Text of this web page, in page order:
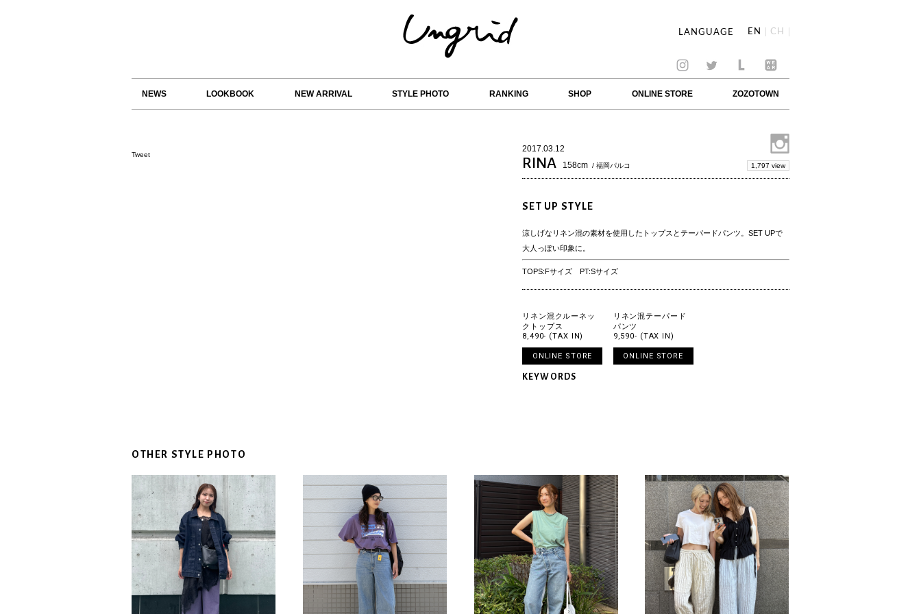
LANGUAGE EN CH
NEWS LOOKBOOK NEW ARRIVAL STYLE PHOTO RANKING SHOP ONLINE STORE ZOZOTOWN
Tweet
2017.03.12
RINA 158cm / 福岡パルコ 1,797 view
SET UP STYLE
涼しげなリネン混の素材を使用したトップスとテーパードパンツ。SET UPで
大人っぽい印象に。
TOPS:Fサイズ PT:Sサイズ
リネン混クルーネッ
クトップス
8,490- (TAX IN)
ONLINE STORE
リネン混テーパード
パンツ
9,590- (TAX IN)
ONLINE STORE
KEYWORDS
OTHER STYLE PHOTO